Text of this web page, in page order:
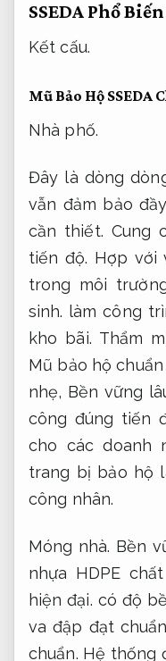
SSEDA Phổ Biến
Kết cấu.
Mũ Bảo Hộ SSEDA
Nhà phố.
Đây là dòng
vẫn đảm bảo
cần thiết. Cung
tiến độ. Hợp với
trong môi
sinh. làm công
kho bãi. Thẩm
Mũ bảo hộ
nhẹ, Bền vững
công đúng tiến
cho các doanh
trang bị bảo hộ
công nhân.
Móng nhà. Bền
nhựa HDPE
hiện đại. có độ
va đập đạt
chuẩn. Hệ thống